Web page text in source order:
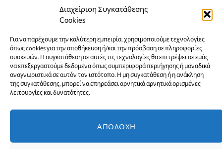
Διαχείριση Συγκατάθεσης
Cookies
Για να παρέχουμε την καλύτερη εμπειρία, χρησιμοποιούμε τεχνολογίες
όπως cookies για την αποθήκευση ή/και την πρόσβαση σε πληροφορίες
συσκευών. Η συγκατάθεση σε αυτές τις τεχνολογίες θα επιτρέψει σε εμάς
να επεξεργαστούμε δεδομένα όπως συμπεριφορά περιήγησης ή μοναδικά
αναγνωριστικά σε αυτόν τον ιστότοπο. Η μη συγκατάθεση ή η ανάκληση
της συγκατάθεσης, μπορεί να επηρεάσει αρνητικά αρνητικά ορισμένες
λειτουργίες και δυνατότητες.
ΑΠΟΔΟΧΉ
Κάντε εγγραφή στο